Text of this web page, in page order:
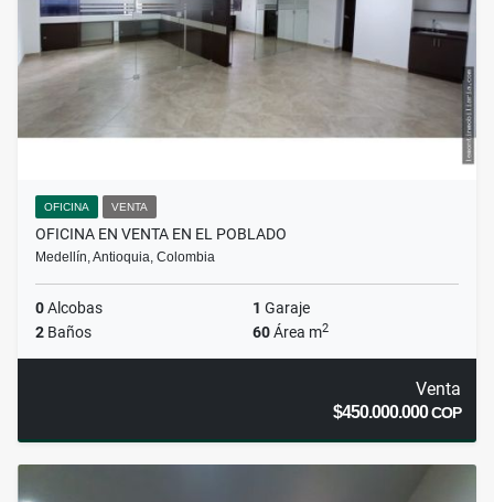
OFICINA VENTA
OFICINA EN VENTA EN EL POBLADO
Medellín, Antioquia, Colombia
0Alcobas 1 Garaje
2 Baños 60Área m2
Venta
$450.000.000COP